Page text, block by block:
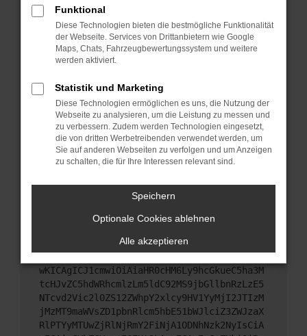
Das kann manchmal helfen, vorübergehende
Probleme zu beheben.
Stelle sicher, dass dein Browser und dein
Betriebssystem auf dem neuesten Stand sind.
Sicherheitsrisiko, sondern kann auch dazu führen,
dass bestimmte Funktionen nicht mehr
unterstützt werden.
Wende dich an den Webseitenbetreiber.
Wenn du alle oben genannten Schritte versucht
hast, kontaktiere uns bitte. Wir werden versuchen,
das Problem zu beheben. Du kannst uns diesen
Text schicken, um uns bei der Fehlersuche zu
unterstützen:
ewogICJuYW1lIjogIk5ldHdvcmtFcnJvciIsCiAgI
mNvbmZpZyI6IHsKICAgICJtZXRob2QiOiAiR0VUIi
wKICAgICJ1cmwiOiAiaHR0cHM6Ly9hcGkueC5ha3M
tcHJvZC5hdWRhcmlzLm5ldC92MS9jbGllbnRzLzE5
NTcvd2Vic2l0ZS12ZWhpY2xlcy9HV1YyMjI2JTIzM
jMzMT9maWVsZD1pbnRlcm5hbE51bWJlciZ3ZWJzaX
RlPTYyMTUwZjRlNjRmY2FiNjA1ODNhNzk2NyIsCiA
Funktional
Diese Technologien bieten die bestmögliche Funktionalität
der Webseite. Services von Drittanbietern wie Google
Maps, Chats, Fahrzeugbewertungssystem und weitere
werden aktiviert.
Statistik und Marketing
Diese Technologien ermöglichen es uns, die Nutzung der
Webseite zu analysieren, um die Leistung zu messen und
zu verbessern. Zudem werden Technologien eingesetzt,
die von dritten Werbetreibenden verwendet werden, um
Sie auf anderen Webseiten zu verfolgen und um Anzeigen
zu schalten, die für Ihre Interessen relevant sind.
Speichern
Optionale Cookies ablehnen
Alle akzeptieren